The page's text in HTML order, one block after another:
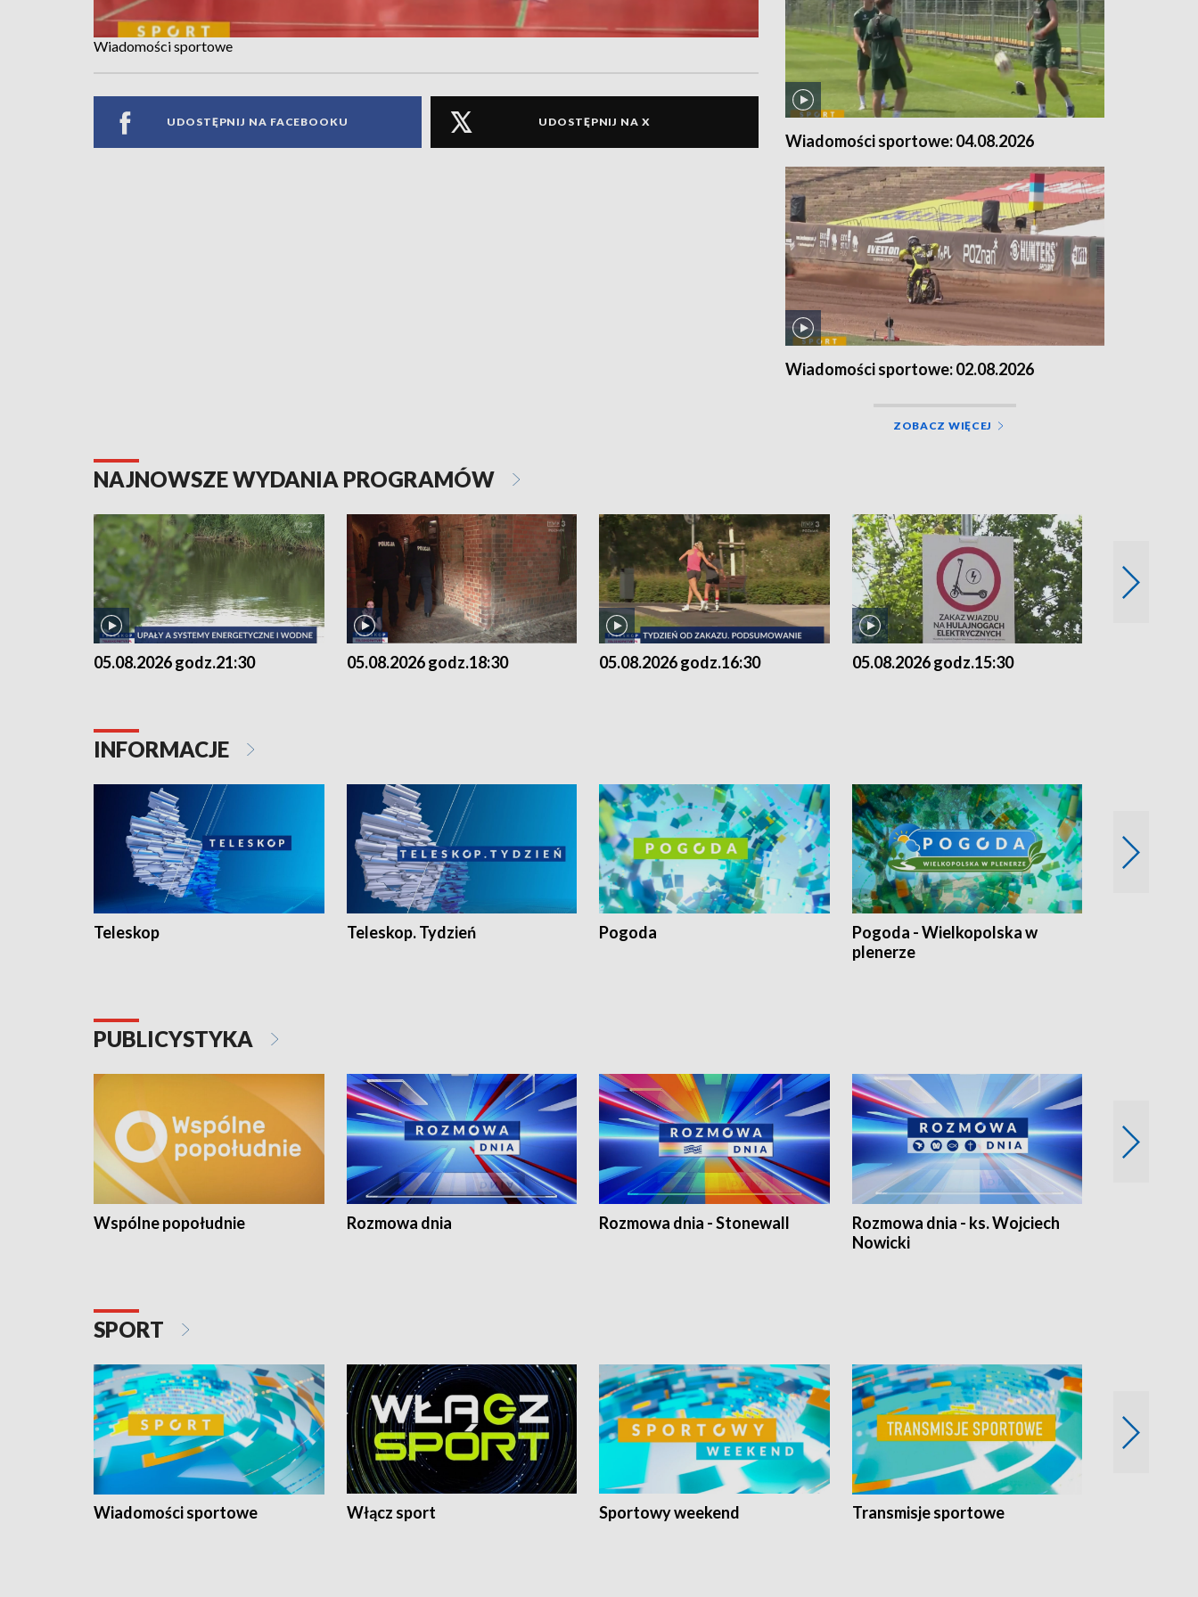
Wiadomości sportowe
UDOSTĘPNIJ NA FACEBOOKU UDOSTĘPNIJ NA X
Wiadomości sportowe: 04.08.2026
Wiadomości sportowe: 02.08.2026
ZOBACZ WIĘCEJ
NAJNOWSZE WYDANIA PROGRAMÓW
05.08.2026 godz.21:30 05.08.2026 godz.18:30 05.08.2026 godz.16:30 05.08.2026 godz.15:30
INFORMACJE
Teleskop Teleskop. Tydzień Pogoda
Pogoda - Wielkopolska w
plenerze
PUBLICYSTYKA
Wspólne popołudnie Rozmowa dnia Rozmowa dnia - Stonewall
Rozmowa dnia - ks. Wojciech
Nowicki
SPORT
Wiadomości sportowe Włącz sport Sportowy weekend Transmisje sportowe